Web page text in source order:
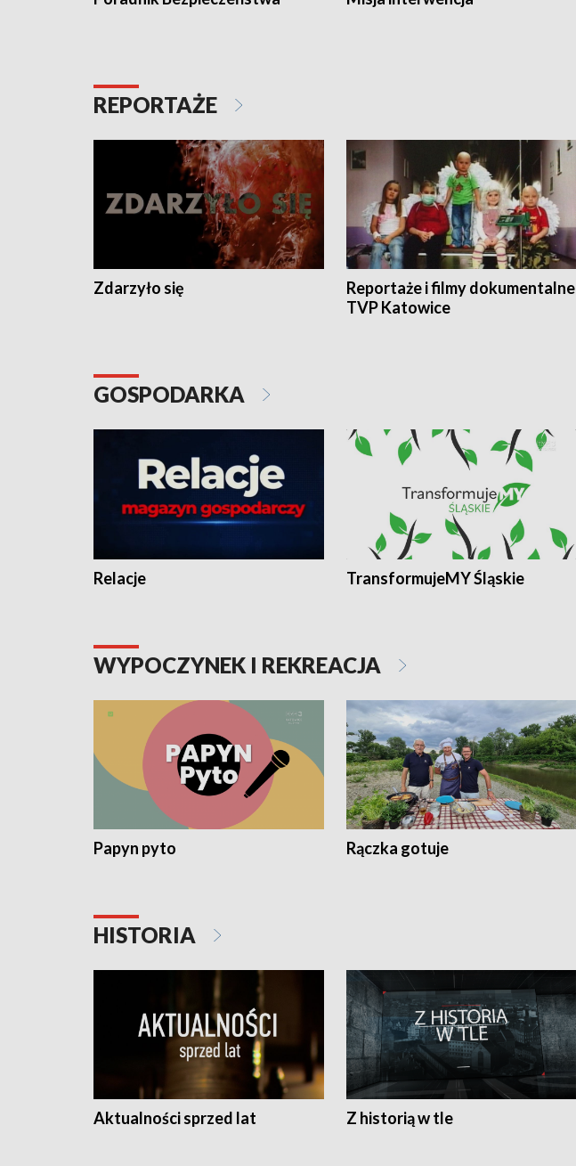
REPORTAŻE
Zdarzyło się
Reportaże i filmy dokumentalne
TVP Katowice
GOSPODARKA
Relacje TransformujeMY Śląskie
WYPOCZYNEK I REKREACJA
Papyn pyto Rączka gotuje
HISTORIA
Aktualności sprzed lat Z historią w tle